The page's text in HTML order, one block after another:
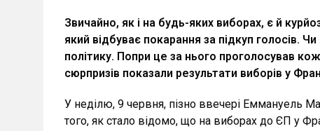
Звичайно, як і на будь-яких виборах, є й
який відбуває покарання за підкуп голосів.
політику. Попри це за нього проголосував
сюрпризів показали результати виборів у
У неділю, 9 червня, пізно ввечері Еммануель
того, як стало відомо, що на виборах до ЄП у